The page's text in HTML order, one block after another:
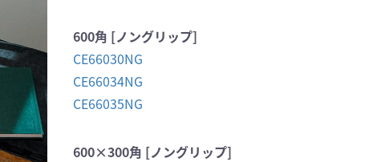
600角 [ノングリップ]
CE66030NG
CE66034NG
CE66035NG
600×300角 [ノングリップ]